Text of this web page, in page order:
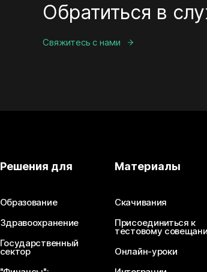
Обратиться в
Свяжитесь с нами
Решения для
Образование
Здравоохранение
Государственный
сектор
Материалы
Скачивания
Присоединиться к
тестовому
Онлайн-уроки